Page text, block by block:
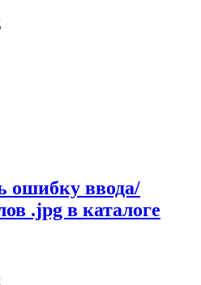
ошибку ввода/
.jpg в каталоге